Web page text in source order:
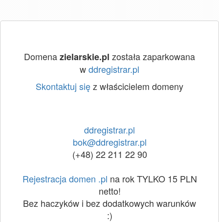
Domenazielarskie.pl została zaparkowana
wddregistrar.pl
Skontaktuj sięz właścicielem domeny
ddregistrar.pl
bok@ddregistrar.pl
(+48) 22 211 22 90
Rejestracja domen .pl na rok TYLKO 15 PLN
netto!
Bez haczyków i bez dodatkowych warunków
:)